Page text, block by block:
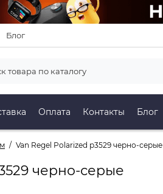
Блог
Оплата Контакты Блог
Van Regel Polarized p3529 черно-серые
черно-серые